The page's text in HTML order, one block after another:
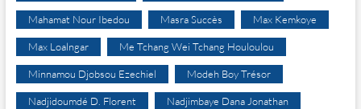
Mahamat Nour Ibedou Masra Succès Max Kemkoye
Max Loalngar Me Tchang Wei Tchang Houloulou
Minnamou Djobsou Ezechiel Modeh Boy Trésor
Nadjidoumdé D. Florent Nadjimbaye Dana Jonathan